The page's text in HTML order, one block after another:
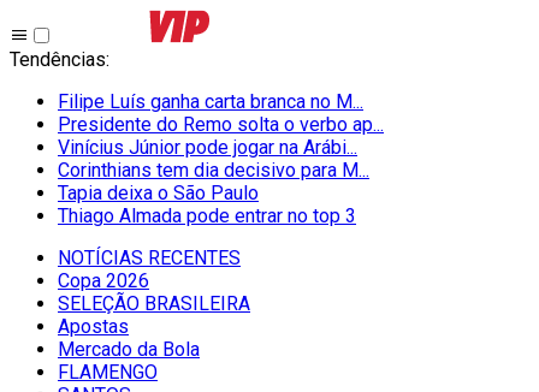
Tendências:
Filipe Luís ganha carta branca no M...
Presidente do Remo solta o verbo ap...
Vinícius Júnior pode jogar na Arábi...
Corinthians tem dia decisivo para M...
Tapia deixa o São Paulo
Thiago Almada pode entrar no top 3
NOTÍCIAS RECENTES
Copa 2026
SELEÇÃO BRASILEIRA
Apostas
Mercado da Bola
FLAMENGO